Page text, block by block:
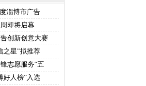
淄博市广告
即将启幕
创新创意大赛
之星”拟推荐
志愿服务“五
好人榜”入选